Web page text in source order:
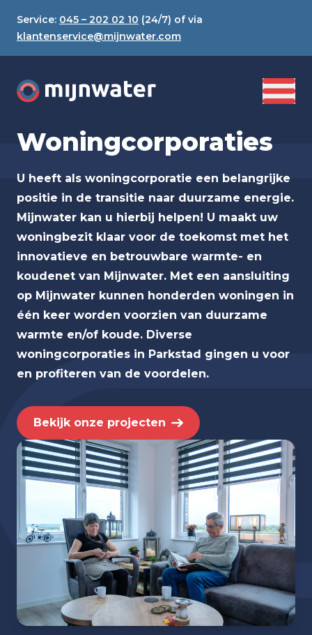
Service: 045 – 202 02 10 (24/7) of via
klantenservice@mijnwater.com
Woningcorporaties
U heeft als woningcorporatie een belangrijke
positie in de transitie naar duurzame energie.
Mijnwater kan u hierbij helpen! U maakt uw
woningbezit klaar voor de toekomst met het
innovatieve en betrouwbare warmte- en
koudenet van Mijnwater. Met een aansluiting
op Mijnwater kunnen honderden woningen in
één keer worden voorzien van duurzame
warmte en/of koude. Diverse
woningcorporaties in Parkstad gingen u voor
en profiteren van de voordelen.
Bekijk onze projecten